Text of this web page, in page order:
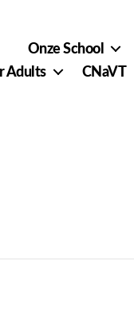
Onze School
Adults
CNaVT